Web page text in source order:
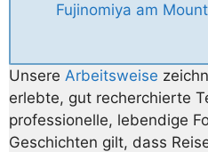
Fujinomiya am
Unsere Arbeitsweise
erlebte, gut recherchierte
professionelle, lebendige
Geschichten gilt, dass